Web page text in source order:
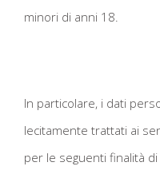
minori di anni 18.
In particolare, i dati
lecitamente trattati ai
per le seguenti finalità